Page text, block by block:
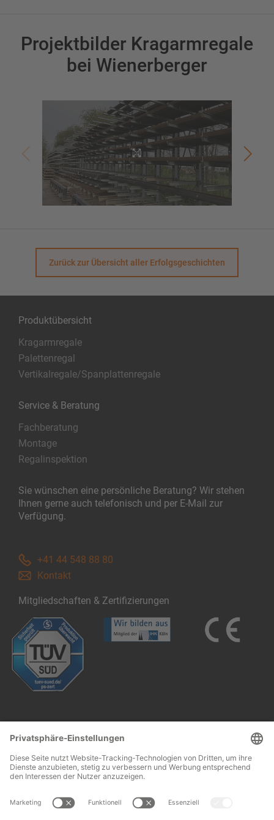
Projektbilder Kragarmregale
bei Wienerberger
Zurück zur Übersicht aller Erfolgsgeschichten
Produktübersicht
Kragarmregale
Palettenregal
Vertikalregale/Spanplattenregale
Service & Beratung
Fachberatung
Montage
Regalinspektion
Sie wünschen eine persönliche Beratung? Wir stehen
Ihnen gerne auch telefonisch und per E-Mail zur
Verfügung.
+41 44 548 88 80
Kontakt
Mitgliedschaften & Zertifizierungen